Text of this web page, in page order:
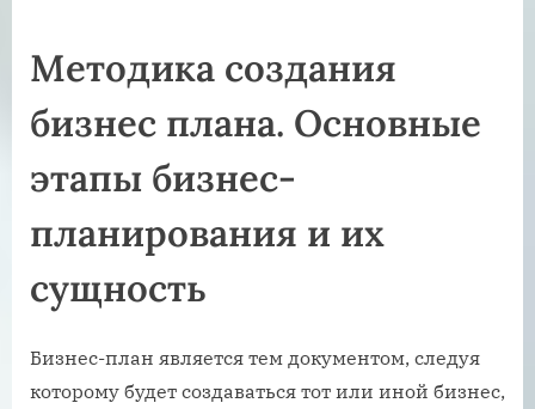
Методика создания
бизнес плана. Основные
этапы бизнес-
планирования и их
сущность
Бизнес-план является тем документом, следуя
которому будет создаваться тот или иной бизнес,